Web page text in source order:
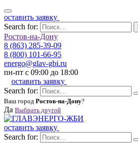
оставить заявку
Search for:
Ростов-на-Дону
8 (863) 285-39-09
8 (800) 101-66-95
energo@glav-gbi.ru
пн-пт с 09:00 до 18:00
оставить заявку
Search for:
Ваш город Ростов-на-Дону?
Да Выбрать другой
оставить заявку
Search for: